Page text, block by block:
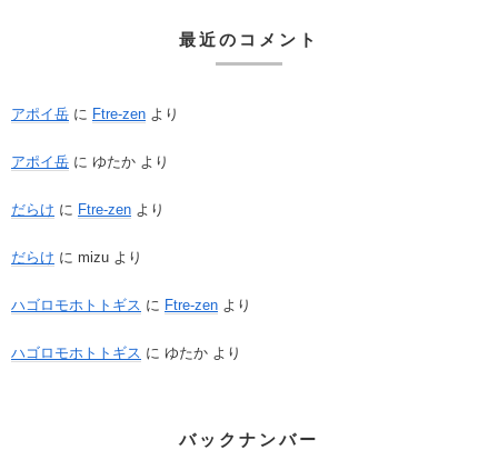
最近のコメント
アポイ岳 に Ftre-zen より
アポイ岳 に ゆたか より
だらけ に Ftre-zen より
だらけ に mizu より
ハゴロモホトトギス に Ftre-zen より
ハゴロモホトトギス に ゆたか より
バックナンバー